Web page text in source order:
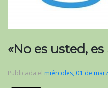
«No es usted, es
Publicada el miércoles, 01 de